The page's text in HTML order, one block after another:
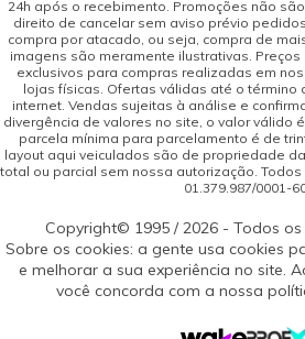
24h após o recebimento. Promoções não
direito de cancelar sem aviso prévio
compra por atacado, ou seja, compra de
imagens são meramente ilustrativas.
exclusivos para compras realizadas em
lojas físicas. Ofertas válidas até o
internet. Vendas sujeitas à análise e
divergência de valores no site, o valor válido
parcela mínima para parcelamento é de
layout aqui veiculados são de propriedade
total ou parcial sem nossa autorização. Todos
01.379.987/0001-
Copyright© 1995 / 2026 - Todos
Sobre os cookies: a gente usa cookies
e melhorar a sua experiência no site.
você concorda com a nossa